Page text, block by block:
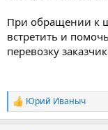
При обращении к
встретить и
перевозку
Р
е
Юрий Иваныч